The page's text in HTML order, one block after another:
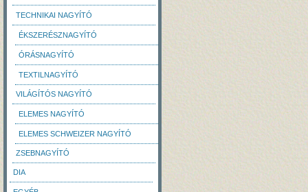
TECHNIKAI NAGYÍTÓ
ÉKSZERÉSZNAGYÍTÓ
ÓRÁSNAGYÍTÓ
TEXTILNAGYÍTÓ
VILÁGÍTÓS NAGYÍTÓ
ELEMES NAGYÍTÓ
ELEMES SCHWEIZER NAGYÍTÓ
ZSEBNAGYÍTÓ
DIA